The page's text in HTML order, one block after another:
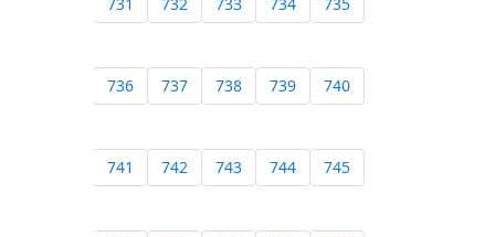
736 737 738 739 740
741 742 743 744 745